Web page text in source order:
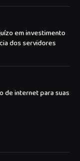
em investimento
dos servidores
de internet para suas